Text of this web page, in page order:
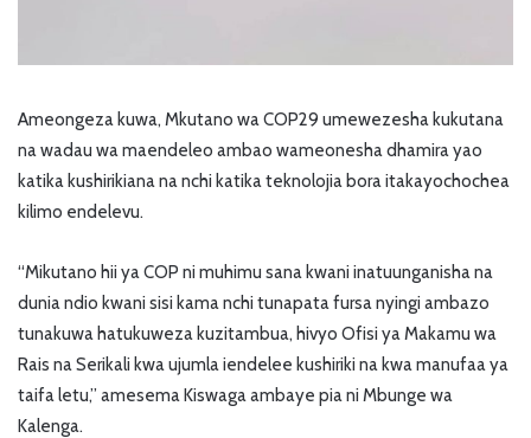
Ameongeza kuwa, Mkutano wa COP29 umewezesha kukutana
na wadau wa maendeleo ambao wameonesha dhamira yao
katika kushirikiana na nchi katika teknolojia bora itakayochochea
kilimo endelevu.
“Mikutano hii ya COP ni muhimu sana kwani inatuunganisha na
dunia ndio kwani sisi kama nchi tunapata fursa nyingi ambazo
tunakuwa hatukuweza kuzitambua, hivyo Ofisi ya Makamu wa
Rais na Serikali kwa ujumla iendelee kushiriki na kwa manufaa ya
taifa letu,” amesema Kiswaga ambaye pia ni Mbunge wa
Kalenga.